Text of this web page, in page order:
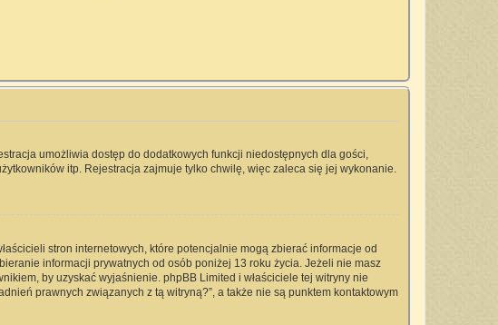
umożliwia dostęp do dodatkowych funkcji niedostępnych dla gości,
itp. Rejestracja zajmuje tylko chwilę, więc zaleca się jej wykonanie.
stron internetowych, które potencjalnie mogą zbierać informacje od
informacji prywatnych od osób poniżej 13 roku życia. Jeżeli nie masz
by uzyskać wyjaśnienie. phpBB Limited i właściciele tej witryny nie
prawnych związanych z tą witryną?”, a także nie są punktem kontaktowym